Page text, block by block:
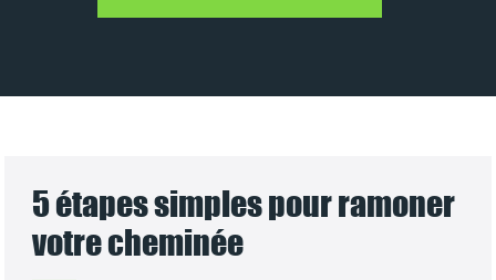
5 étapes simples pour ramoner
votre cheminée